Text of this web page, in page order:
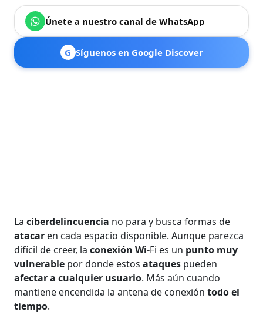
Únete a nuestro canal de WhatsApp
G Síguenos en Google Discover
Laciberdelincuencia no para y busca formas de
atacar en cada espacio disponible. Aunque parezca
difícil de creer, laconexión Wi-Fi es un punto muy
vulnerable por donde estosataques pueden
afectar a cualquier usuario. Más aún cuando
mantiene encendida la antena de conexióntodo el
tiempo.